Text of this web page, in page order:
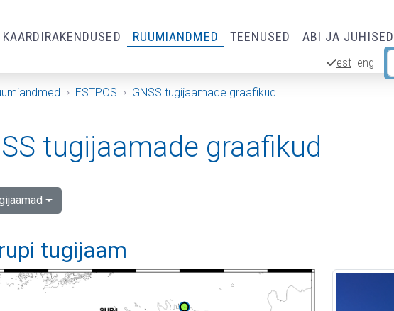
KAARDIRAKENDUSED RUUMIANDMED TEENUSED ABI JA JUHISED
est eng
ESTPOS GNSS tugijaamade graafikud
tugijaamade graafikud
tugijaam